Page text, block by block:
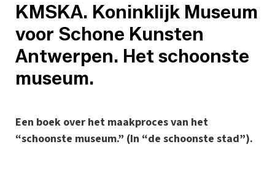
KMSKA. Koninklijk Museum
voor Schone Kunsten
Antwerpen. Het schoonste
museum.
Een boek over het maakproces van het
“schoonste museum.” (In “de schoonste stad”).